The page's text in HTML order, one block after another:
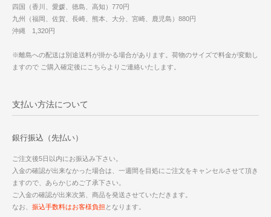
四国（香川、愛媛、徳島、高知）770円
九州（福岡、佐賀、長崎、熊本、大分、宮崎、鹿児島）880円
沖縄 1,320円
※離島への配送は別途送料が掛かる場合があります。荷物のサイズで料金が変動し
ますので ご購入確定後にこちらよりご連絡いたします。
支払い方法について
銀行振込（先払い）
ご注文後5日以内にお振込み下さい。
入金の確認が出来なかった場合は、一週間を目処にご注文をキャンセルさせて頂き
ますので、あらかじめご了承下さい。
ご入金の確認が出来次第、商品を発送させていただきます。
なお、 振込手数料はお客様負担 となります。